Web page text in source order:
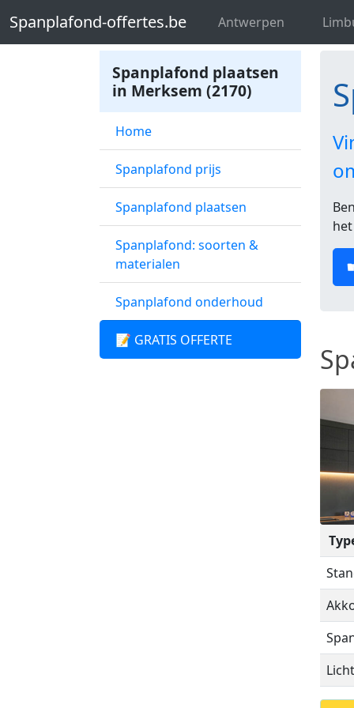
Spanplafond-offertes.be Antwerpen
Spanplafond-offertes.be
Spanplafond plaatsen
in Merksem (2170)
Home
Spanplafond prijs
Spanplafond plaatsen
Spanplafond: soorten &
materialen
Spanplafond onderhoud
📝 GRATIS OFFERTE